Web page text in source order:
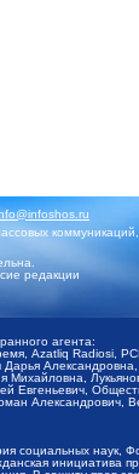
коммуникаций,
редакции
агента:
Azatliq Radiosi,
Евгеньевич,
Александрович,
социальных
инициатива